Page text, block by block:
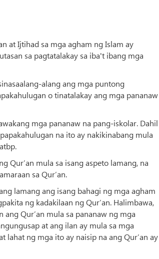
at Ijtihad sa mga agham ng Islam ay
sa pagtatalakay sa iba't ibang mga
alang ang mga puntong
o tinatalakay ang mga pananaw
mga pananaw na pang-iskolar. Dahil
na ito ay nakikinabang mula
Qur’an mula sa isang aspeto lamang, na
sa Qur’an.
lamang ang isang bahagi ng mga agham
ng kadakilaan ng Qur’an. Halimbawa,
Qur’an mula sa pananaw ng mga
at ang ilan ay mula sa mga
lahat ng mga ito ay naisip na ang Qur’an ay